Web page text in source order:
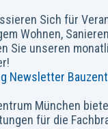
Sich für
Wohnen,
Sie unseren
Newsletter
München
für die